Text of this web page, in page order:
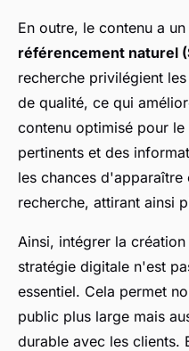
En outre, le contenu a
référencement naturel
recherche privilégient
de qualité, ce qui
contenu optimisé pour
pertinents et des
les chances d'apparaître
recherche, attirant ainsi
Ainsi, intégrer la
stratégie digitale n'est
essentiel. Cela permet
public plus large mais
durable avec les clients.